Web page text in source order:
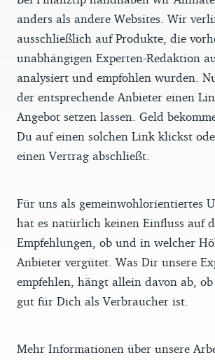
anders als andere Websites. Wir
ausschließlich auf Produkte, die
unabhängigen Experten-Redaktion
analysiert und empfohlen wurden.
der entsprechende Anbieter einen
Angebot setzen lassen. Geld
Du auf einen solchen Link klickst
einen Vertrag abschließt.
Für uns als gemeinwohlorientiertes
hat es natürlich keinen Einfluss auf
Empfehlungen, ob und in welcher
Anbieter vergütet. Was Dir unsere
empfehlen, hängt allein davon ab,
gut für Dich als Verbraucher ist.
Mehr Informationen über unsere